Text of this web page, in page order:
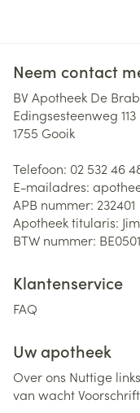
Neem contact
BV Apotheek De
Edingsesteenweg 113
1755 Gooik
Telefoon: 02 532 46
E-mailadres:
APB nummer: 232401
Apotheek titularis:
BTW nummer:
Klantenservice
FAQ
Uw apotheek
Over ons Nuttige links
van wachtVoorschrift